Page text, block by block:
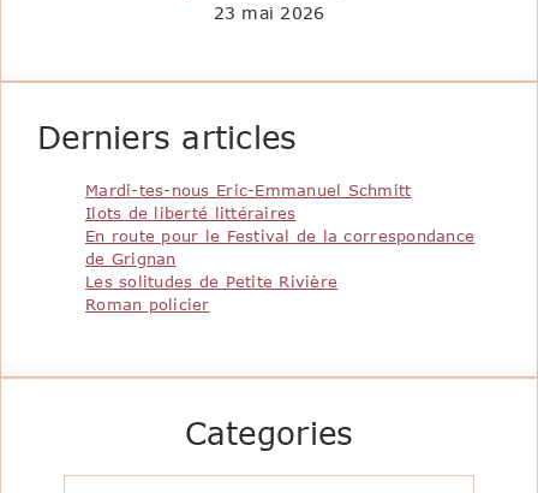
23 mai 2026
Derniers articles
Mardi-tes-nous Eric-Emmanuel Schmitt
Ilots de liberté littéraires
En route pour le Festival de la correspondance
de Grignan
Les solitudes de Petite Rivière
Roman policier
Categories